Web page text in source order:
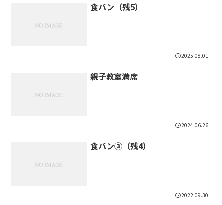
食パン（残5）
2025.08.01
親子教室満席
2024.06.26
食パン③（残4）
2022.09.30